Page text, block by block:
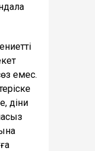
емес.
діни